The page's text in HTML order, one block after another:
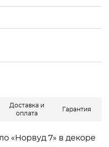
Доставка и
оплата
Гарантия
«Норвуд 7» в декоре